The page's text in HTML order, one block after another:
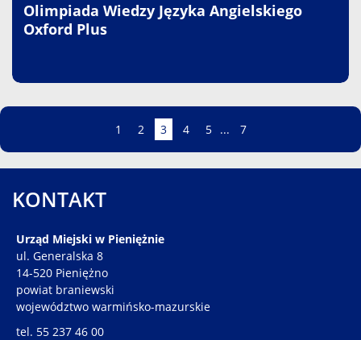
Olimpiada Wiedzy Języka Angielskiego
Oxford Plus
Strona
1 Strona
2 Strona
3 Strona
4 Strona
5 ... Strona
7
KONTAKT
Urząd Miejski w Pieniężnie
ul. Generalska 8
14-520 Pieniężno
powiat braniewski
województwo warmińsko-mazurskie
tel. 55 237 46 00